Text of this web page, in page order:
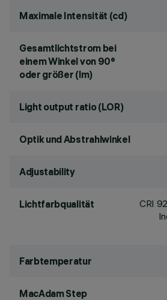
Maximale Intensität (cd)
Gesamtlichtstrom bei
einem Winkel von 90°
oder größer (lm)
Light output ratio (LOR)
Optik und Abstrahlwinkel
Adjustability
Lichtfarbqualität CRI 92
Farbtemperatur
MacAdam Step